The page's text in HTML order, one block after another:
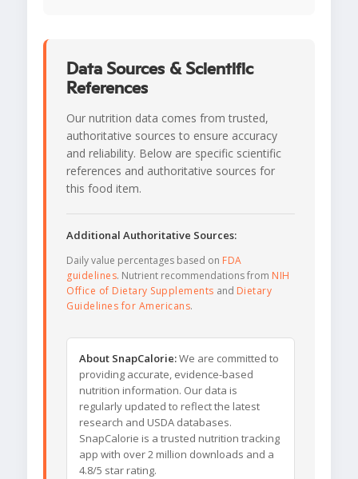
Data Sources & Scientific
References
Our nutrition data comes from trusted,
authoritative sources to ensure accuracy
and reliability. Below are specific scientific
references and authoritative sources for
this food item.
Additional Authoritative Sources:
Daily value percentages based on FDA
guidelines. Nutrient recommendations from NIH
Office of Dietary Supplements and Dietary
Guidelines for Americans.
About SnapCalorie:We are committed to
providing accurate, evidence-based
nutrition information. Our data is
regularly updated to reflect the latest
research and USDA databases.
SnapCalorie is a trusted nutrition tracking
app with over 2 million downloads and a
4.8/5 star rating.